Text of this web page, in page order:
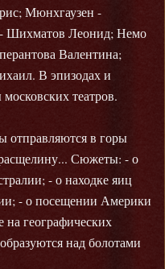
Мюнхгаузен -
- Шихматов Леонид; Немо
Валентина;
В эпизодах и
театров.
отправляются в горы
Сюжеты: - о
- о находке яиц
- о посещении Америки
на географических
над болотами